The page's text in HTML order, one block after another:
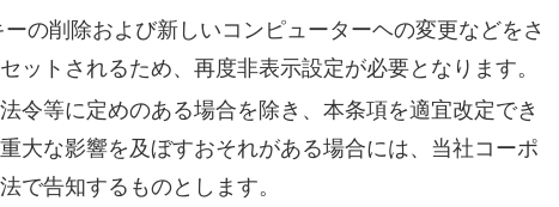
の削除および新しいコンピューターヘの変更などをさ
ットされるため、再度非表示設定が必要となります。
令等に定めのある場合を除き、本条項を適宜改定でき
大な影響を及ぼすおそれがある場合には、当社コーポ
で告知するものとします。